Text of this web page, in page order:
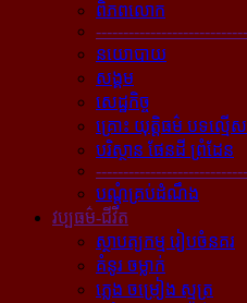
ពិភពលោក
----------------------------
នយោបាយ
សង្គម
សេដ្ឋកិច្ច
គ្រោះ យុត្តិធម៌ បទល្មើស
បរិស្ថាន ផែនដី ព្រំដែន
----------------------------
បណ្ដុំគ្រប់ដំណឹង
វប្បធម៌-ជីវិត
ស្ថាបត្យកម្ម រៀបចំនគរ
គំនូរ ចម្លាក់
ភ្លេង ចម្រៀង ស្មូត្រ